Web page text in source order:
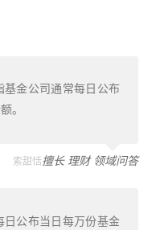
金公司通常每日公布
。
索甜恬擅长 理财 领域问答
日公布当日每万份基金